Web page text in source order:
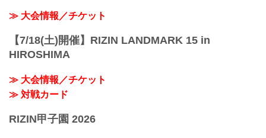
≫ 大会情報／チケット
【7/18(土)開催】RIZIN LANDMARK 15 in
HIROSHIMA
≫ 大会情報／チケット
≫ 対戦カード
RIZIN甲子園 2026